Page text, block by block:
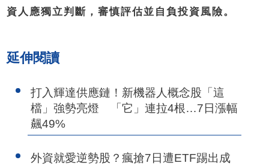
資人應獨立判斷，審慎評估並自負投資風險。
延伸閱讀
打入輝達供應鏈！新機器人概念股「這
檔」強勢亮燈 「它」連拉4根…7日漲幅
飆49%
外資就愛逆勢股？瘋搶7日遭ETF踢出成